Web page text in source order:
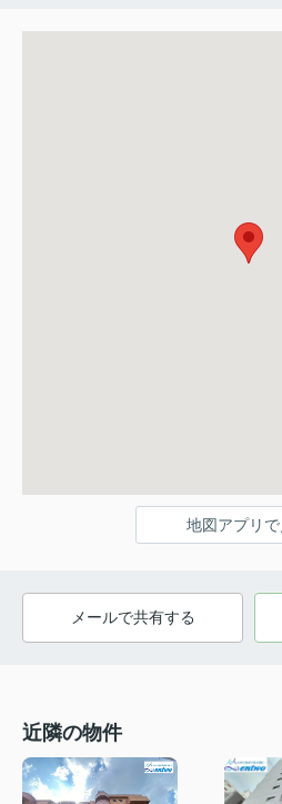
地図アプリで
メールで共有する
近隣の物件